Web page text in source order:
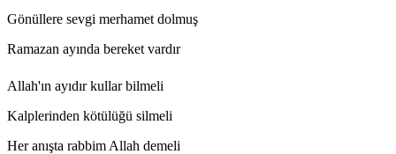
Gönüllere sevgi merhamet dolmuş
Ramazan ayında bereket vardır
Allah'ın ayıdır kullar bilmeli
Kalplerinden kötülüğü silmeli
Her anışta rabbim Allah demeli